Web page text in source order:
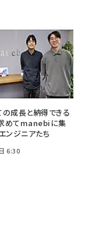
の成長と納得できる
めてmanebiに集
ンジニアたち
6:30